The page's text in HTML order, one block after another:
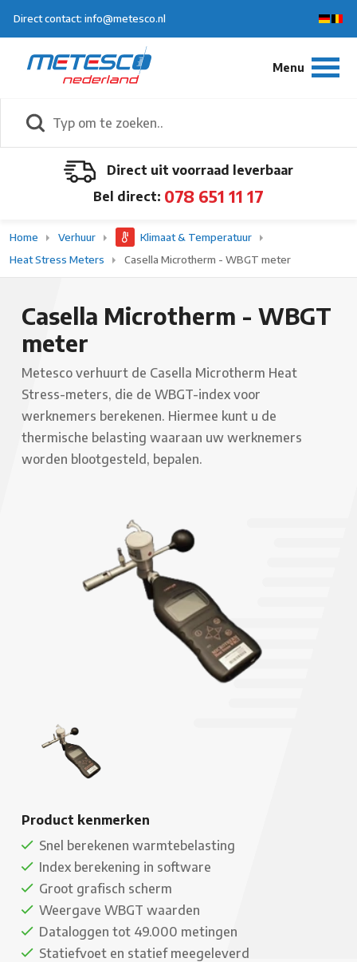
Direct contact: info@metesco.nl
Direct uit voorraad leverbaar
Bel direct: 078 651 11 17
Home Verhuur
Klimaat & Temperatuur
Heat Stress Meters
Casella Microtherm - WBGT meter
Casella Microtherm - WBGT
meter
Metesco verhuurt de Casella Microtherm Heat
Stress-meters, die de WBGT-index voor
werknemers berekenen. Hiermee kunt u de
thermische belasting waaraan uw werknemers
worden blootgesteld, bepalen.
Product kenmerken
Snel berekenen warmtebelasting
Index berekening in software
Groot grafisch scherm
Weergave WBGT waarden
Dataloggen tot 49.000 metingen
Statiefvoet en statief meegeleverd